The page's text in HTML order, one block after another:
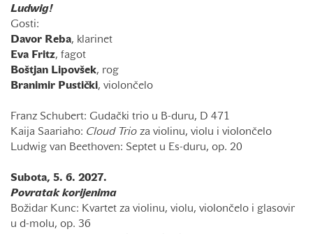
Ludwig!
Gosti:
Davor Reba, klarinet
Eva Fritz, fagot
Boštjan Lipovšek, rog
Branimir Pustički, violončelo
Franz Schubert: Gudački trio u B-duru, D 471
Kaija Saariaho: Cloud Trio za violinu, violu i violončelo
Ludwig van Beethoven: Septet u Es-duru, op. 20
Subota, 5. 6. 2027.
Povratak korijenima
Božidar Kunc: Kvartet za violinu, violu, violončelo i glasovir
u d-molu, op. 36